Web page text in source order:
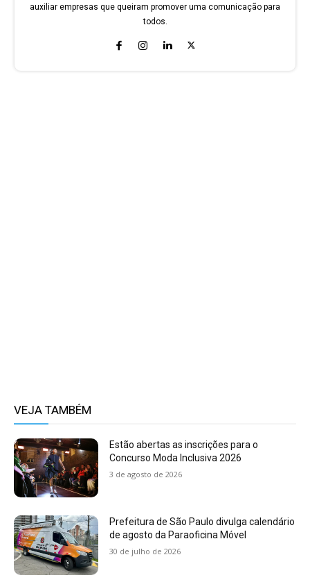
auxiliar empresas que queiram promover uma comunicação para
todos.
VEJA TAMBÉM
Estão abertas as inscrições para o
Concurso Moda Inclusiva 2026
3 de agosto de 2026
Prefeitura de São Paulo divulga calendário
de agosto da Paraoficina Móvel
30 de julho de 2026